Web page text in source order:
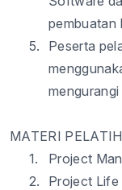
pembuatan
5.
Peserta
mengurangi
MATERI
1.
Project
2.
Project Life